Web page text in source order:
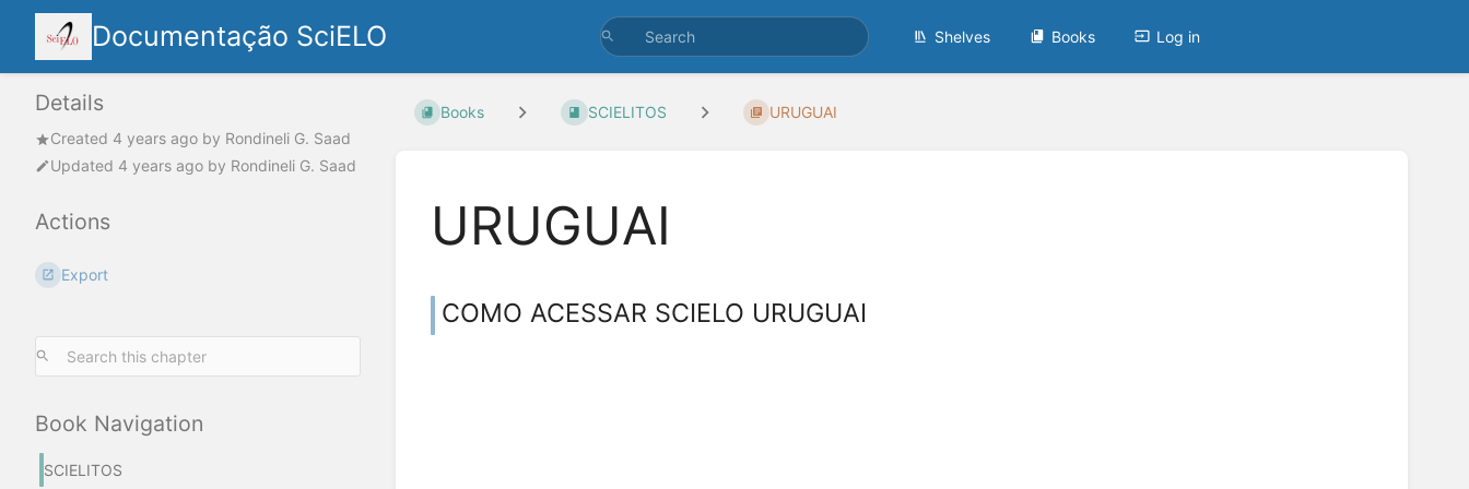
Documentação SciELO Shelves Books Log in
Details
Created 4 years ago by Rondineli G. Saad
Updated 4 years ago by Rondineli G. Saad
Actions
Export
Book Navigation
SCIELITOS
Books SCIELITOS URUGUAI
URUGUAI
COMO ACESSAR SCIELO URUGUAI